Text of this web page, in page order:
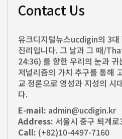
Contact Us
유크디지털뉴스ucdigin의 3
진리입니다. 그 날과 그 때/
24:36) 를 향한 우리의 눈과
저널리즘의 가치 추구를 통해
교 정론으로 영성과 지성의 시
다.
E-mail: admin@ucdigin.kr
Address: 서울시 중구 퇴계로
Call: (+82)10-4497-7160